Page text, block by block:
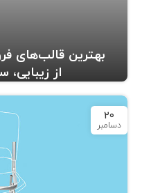
بهترین قالب‌های
از زیبایی،
20
دسامبر